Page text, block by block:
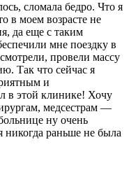
сломала бедро. Что я
в моем возрасте не
да еще с таким
мне поездку в
провели массу
Так что сейчас я
и
в этой клинике! Хочу
медсестрам —
ну очень
никогда раньше не была